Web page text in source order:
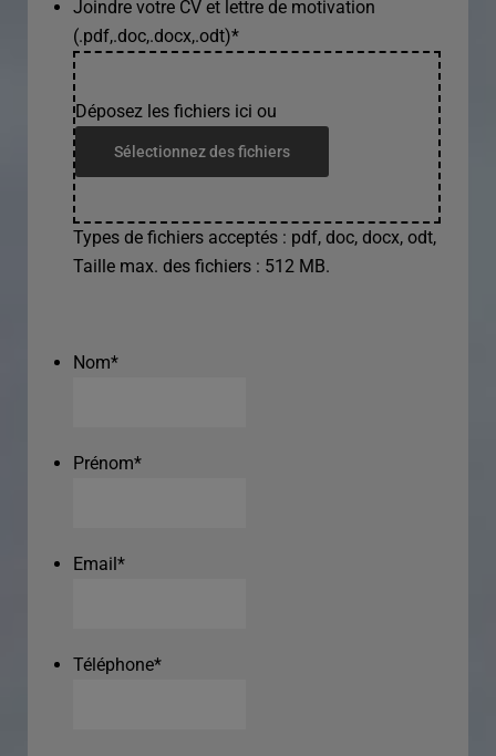
Joindre votre CV et lettre de motivation
(.pdf,.doc,.docx,.odt)*
Déposez les fichiers ici ou
Sélectionnez des fichiers
Types de fichiers acceptés : pdf, doc, docx, odt,
Taille max. des fichiers : 512 MB.
Nom*
Prénom*
Email*
Téléphone*